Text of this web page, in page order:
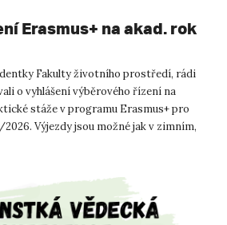
Erasmus+ na akad. rok
Fakulty životního prostředí, rádi
o vyhlášení výběrového řízení na
stáže v programu Erasmus+ pro
Výjezdy jsou možné jak v zimním,